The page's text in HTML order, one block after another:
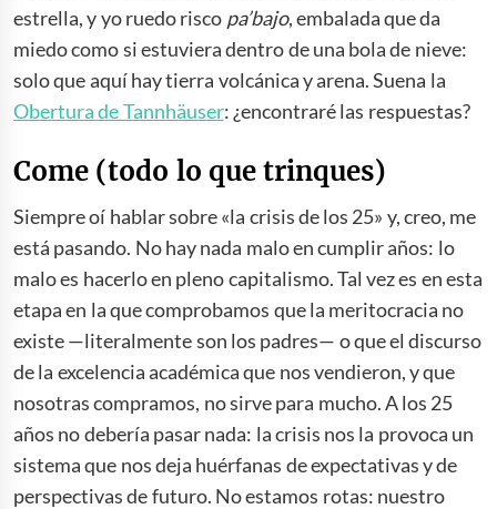
estrella, y yo ruedo risco pa’bajo, embalada que da
miedo como si estuviera dentro de una bola de nieve:
solo que aquí hay tierra volcánica y arena. Suena la
Obertura de Tannhäuser: ¿encontraré las respuestas?
Come (todo lo que trinques)
Siempre oí hablar sobre «la crisis de los 25» y, creo, me
está pasando. No hay nada malo en cumplir años: lo
malo es hacerlo en pleno capitalismo. Tal vez es en esta
etapa en la que comprobamos que la meritocracia no
existe —literalmente son los padres— o que el discurso
de la excelencia académica que nos vendieron, y que
nosotras compramos, no sirve para mucho. A los 25
años no debería pasar nada: la crisis nos la provoca un
sistema que nos deja huérfanas de expectativas y de
perspectivas de futuro. No estamos rotas: nuestro